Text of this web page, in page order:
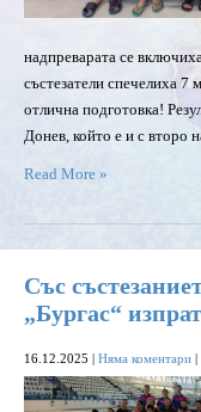
надпреварата се
състезатели спечелиха 7
отлична подготовка!
Донев, който е и с второ
Read More »
Със
„Бургас“
16.12.2025 | Няма коментари |